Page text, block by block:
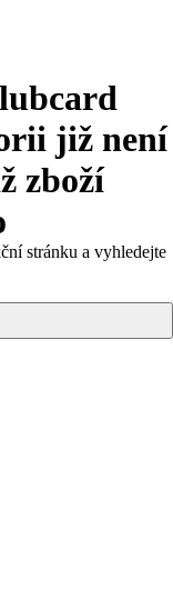
již není
zboží
stránku a vyhledejte